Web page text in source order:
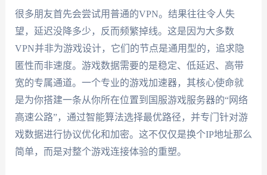
很多朋友首先会尝试用普通的VPN。结果往往令人失
望，延迟没降多少，反而频繁掉线。这是因为大多数
VPN并非为游戏设计，它们的节点是通用型的，追求隐
匿性而非速度。游戏数据需要的是稳定、低延迟、高带
宽的专属通道。一个专业的游戏加速器，其核心使命就
是为你搭建一条从你所在位置到国服游戏服务器的“网络
高速公路”，通过智能算法选择最优路径，并专门针对游
戏数据进行协议优化和加密。这不仅仅是换个IP地址那么
简单，而是对整个游戏连接体验的重塑。